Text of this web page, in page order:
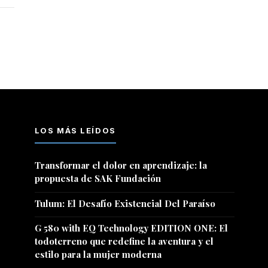
LOS MÁS LEÍDOS
Transformar el dolor en aprendizaje: la
propuesta de SAK Fundación
Tulum: El Desafío Existencial Del Paraíso
G 580 with EQ Technology EDITION ONE: El
todoterreno que redefine la aventura y el
estilo para la mujer moderna